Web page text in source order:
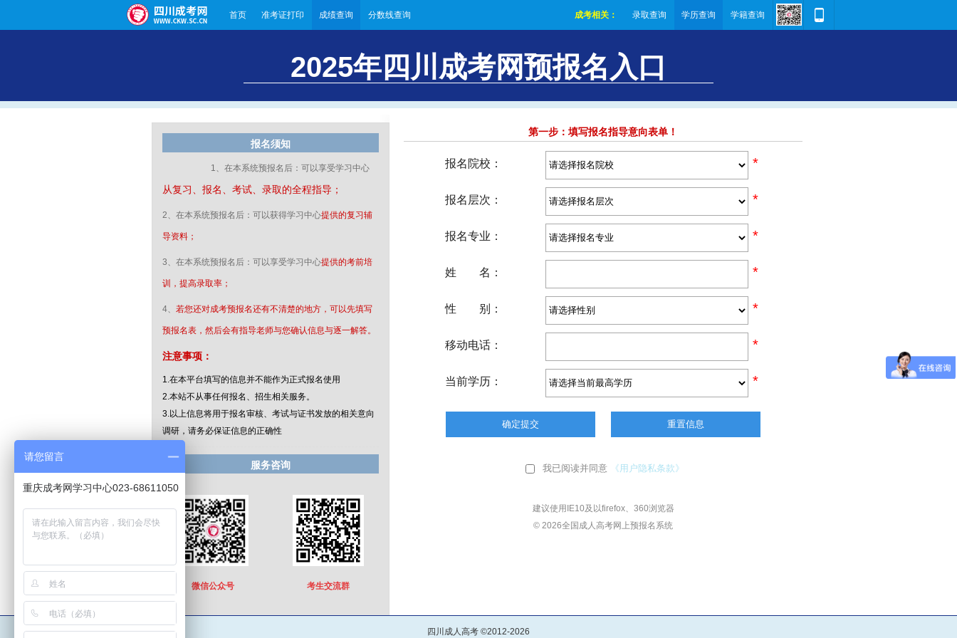
首页 准考证打印 成绩查询 分数线查询 成考相关： 录取查询 学历查询 学籍查询
2025年四川成考网预报名入口
报名须知
1、在本系统预报名后：可以享受学习中心
从复习、报名、考试、录取的全程指导；
2、在本系统预报名后：可以获得学习中心提供的复习辅
导资料；
3、在本系统预报名后：可以享受学习中心提供的考前培
训，提高录取率；
4、 若您还对成考预报名还有不清楚的地方，可以先填写
预报名表，然后会有指导老师与您确认信息与逐一解答。
注意事项：
1.在本平台填写的信息并不能作为正式报名使用
2.本站不从事任何报名、招生相关服务。
3.以上信息将用于报名审核、考试与证书发放的相关意向
调研，请务必保证信息的正确性
服务咨询
微信公众号 考生交流群
第一步：填写报名指导意向表单！
四川成人高考 ©2012-2026
请您留言
重庆成考网学习中心023-68611050